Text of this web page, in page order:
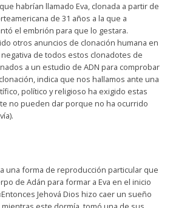
habrían llamado Eva, clonada a partir de
de 31 años a la que a
el embrión para que lo gestara.
otros anuncios de clonación humana en
negativa de todos estos clonadotes de
a un estudio de ADN para comprobar
indica que nos hallamos ante una
político y religioso ha exigido estas
no pueden dar porque no ha ocurrido
una forma de reproducción particular que
de Adán para formar a Eva en el inicio
Jehová Dios hizo caer un sueño